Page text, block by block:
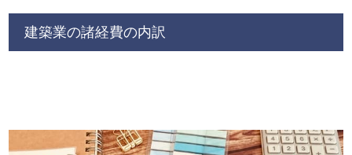
建築業の諸経費の内訳